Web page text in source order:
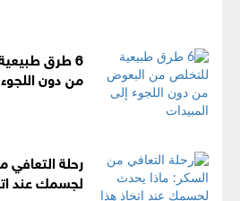
6 طرق
من دون
رحلة
لجسمك عند